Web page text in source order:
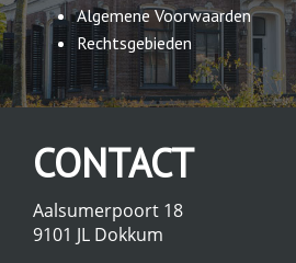
Algemene Voorwaarden
Rechtsgebieden
CONTACT
Aalsumerpoort 18
9101 JL Dokkum